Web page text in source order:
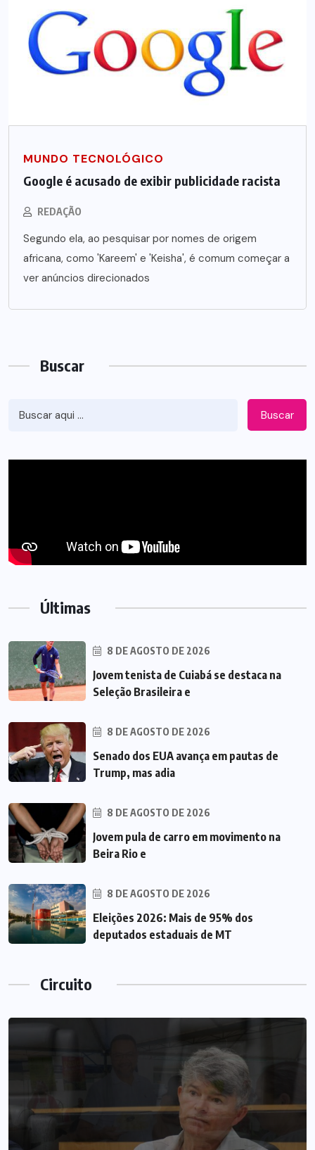
MUNDO TECNOLÓGICO
Google é acusado de exibir publicidade racista
REDAÇÃO
Segundo ela, ao pesquisar por nomes de origem
africana, como 'Kareem' e 'Keisha', é comum começar a
ver anúncios direcionados
Buscar
Buscar
Últimas
8 DE AGOSTO DE 2026
Jovem tenista de Cuiabá se destaca na
Seleção Brasileira e
8 DE AGOSTO DE 2026
Senado dos EUA avança em pautas de
Trump, mas adia
8 DE AGOSTO DE 2026
Jovem pula de carro em movimento na
Beira Rio e
8 DE AGOSTO DE 2026
Eleições 2026: Mais de 95% dos
deputados estaduais de MT
Circuito